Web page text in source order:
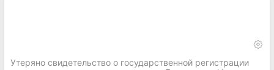
Утеряно свидетельство о государственной регистрации